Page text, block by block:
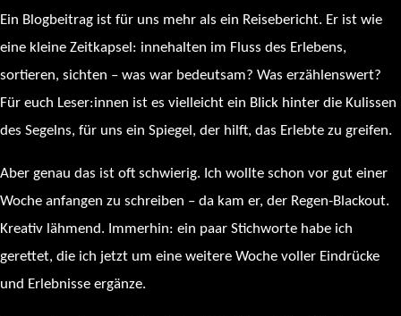
Ein Blogbeitrag ist für uns mehr als ein Reisebericht. Er ist wie
eine kleine Zeitkapsel: innehalten im Fluss des Erlebens,
sortieren, sichten – was war bedeutsam? Was erzählenswert?
Für euch Leser:innen ist es vielleicht ein Blick hinter die Kulissen
des Segelns, für uns ein Spiegel, der hilft, das Erlebte zu greifen.
Aber genau das ist oft schwierig. Ich wollte schon vor gut einer
Woche anfangen zu schreiben – da kam er, der Regen-Blackout.
Kreativ lähmend. Immerhin: ein paar Stichworte habe ich
gerettet, die ich jetzt um eine weitere Woche voller Eindrücke
und Erlebnisse ergänze.